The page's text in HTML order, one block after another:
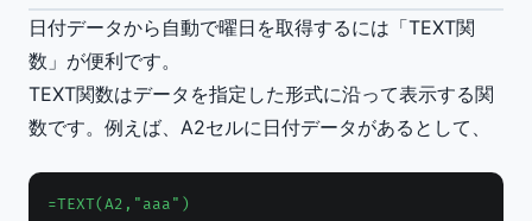
日付データから自動で曜日を取得するには「TEXT関
数」が便利です。
TEXT関数はデータを指定した形式に沿って表示する関
数です。例えば、A2セルに日付データがあるとして、
=TEXT(A2,"aaa")